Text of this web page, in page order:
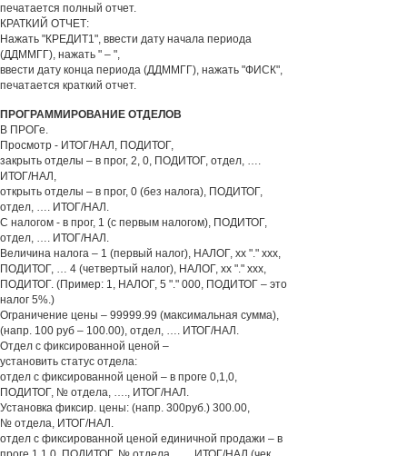
печатается полный отчет.
КРАТКИЙ ОТЧЕТ:
Нажать "КРЕДИТ1", ввести дату начала периода
(ДДММГГ), нажать " – ",
ввести дату конца периода (ДДММГГ), нажать "ФИСК",
печатается краткий отчет.
ПРОГРАММИРОВАНИЕ ОТДЕЛОВ
В ПРОГе.
Просмотр - ИТОГ/НАЛ, ПОДИТОГ,
закрыть отделы – в прог, 2, 0, ПОДИТОГ, отдел, ….
ИТОГ/НАЛ,
открыть отделы – в прог, 0 (без налога), ПОДИТОГ,
отдел, …. ИТОГ/НАЛ.
С налогом - в прог, 1 (с первым налогом), ПОДИТОГ,
отдел, …. ИТОГ/НАЛ.
Величина налога – 1 (первый налог), НАЛОГ, хх "." ххх,
ПОДИТОГ, … 4 (четвертый налог), НАЛОГ, хх "." ххх,
ПОДИТОГ. (Пример: 1, НАЛОГ, 5 "." 000, ПОДИТОГ – это
налог 5%.)
Ограничение цены – 99999.99 (максимальная сумма),
(напр. 100 руб – 100.00), отдел, …. ИТОГ/НАЛ.
Отдел с фиксированной ценой –
установить статус отдела:
отдел с фиксированной ценой – в проге 0,1,0,
ПОДИТОГ, № отдела, …., ИТОГ/НАЛ.
Установка фиксир. цены: (напр. 300руб.) 300.00,
№ отдела, ИТОГ/НАЛ.
отдел с фиксированной ценой единичной продажи – в